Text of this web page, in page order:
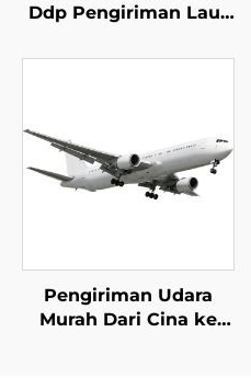
Ddp Pengiriman Laut
Ekspres Agen
Tiongkok ke USA
Pengiriman Udara
Murah Dari Cina ke